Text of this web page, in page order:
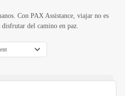
Con PAX Assistance, viajar no es
del camino en paz.